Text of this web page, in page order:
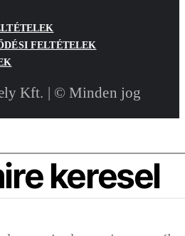
FELTÉTELEK
Kft. | © Minden jog